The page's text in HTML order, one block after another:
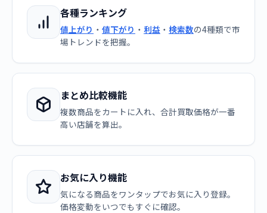
各種ランキング
値上がり ・ 値下がり ・ 利益 ・ 検索数の4種類で市
場トレンドを把握。
まとめ比較機能
複数商品をカートに入れ、合計買取価格が一番
高い店舗を算出。
お気に入り機能
気になる商品をワンタップでお気に入り登録。
価格変動をいつでもすぐに確認。